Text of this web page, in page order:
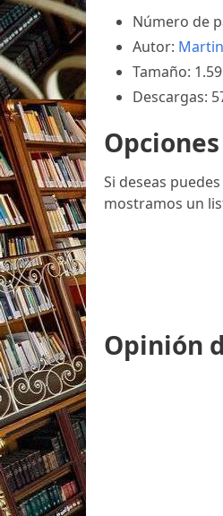
Número de
Autor:
Tamaño:
Descargas:
Si deseas
mostramos un
Opinión